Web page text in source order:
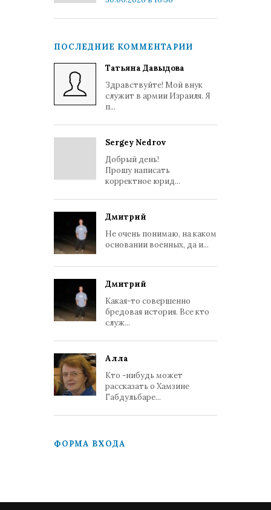
ПОСЛЕДНИЕ КОММЕНТАРИИ
Татьяна Давыдова
Здравствуйте! Мой внук
служит в армии Израиля. Я
п...
Sergey Nedrov
Добрый день!
Прошу написать
корректное юрид...
Дмитрий
Не очень понимаю, на каком
основании военных, да и...
Дмитрий
Какая-то совершенно
бредовая история. Все кто
служ...
Алла
Кто -нибудь может
рассказать о Хамзине
Габдульбаре...
ФОРМА ВХОДА